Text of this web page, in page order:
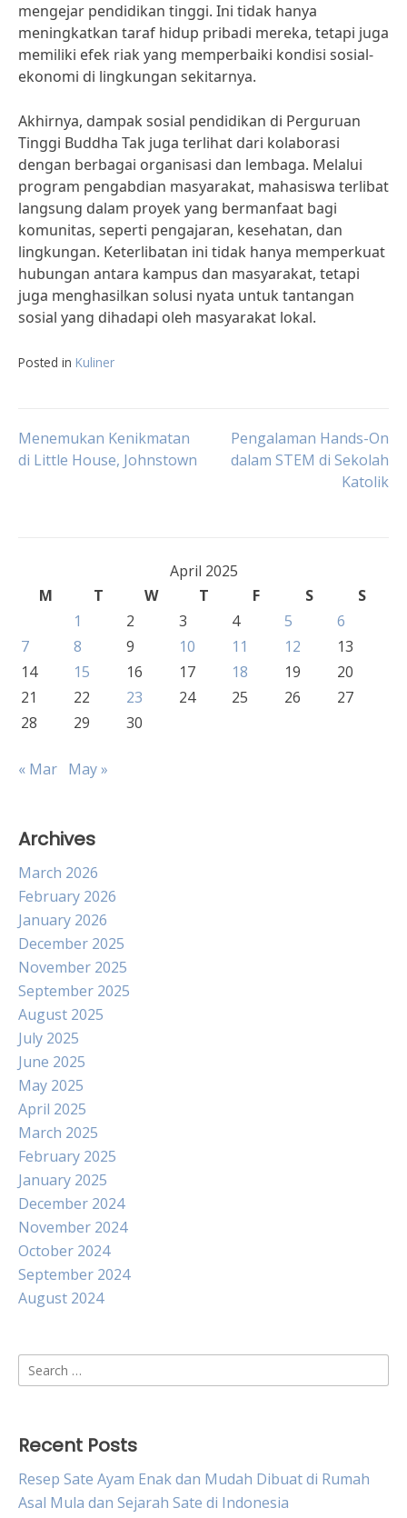
mengejar pendidikan tinggi. Ini tidak hanya
meningkatkan taraf hidup pribadi mereka, tetapi juga
memiliki efek riak yang memperbaiki kondisi sosial-
ekonomi di lingkungan sekitarnya.
Akhirnya, dampak sosial pendidikan di Perguruan
Tinggi Buddha Tak juga terlihat dari kolaborasi
dengan berbagai organisasi dan lembaga. Melalui
program pengabdian masyarakat, mahasiswa terlibat
langsung dalam proyek yang bermanfaat bagi
komunitas, seperti pengajaran, kesehatan, dan
lingkungan. Keterlibatan ini tidak hanya memperkuat
hubungan antara kampus dan masyarakat, tetapi
juga menghasilkan solusi nyata untuk tantangan
sosial yang dihadapi oleh masyarakat lokal.
Posted in Kuliner
Post
Menemukan Kenikmatan
di Little House, Johnstown
Pengalaman Hands-On
dalam STEM di Sekolah
Katolik
April 2025
M
T W T F S
S
1
2 3 4 5
6
7
8 9 10 11 12
13
14
15 16 17 18 19
20
21
22 23 24 25 26
27
28
29 30
« Mar May »
Archives
March 2026
February 2026
January 2026
December 2025
November 2025
September 2025
August 2025
July 2025
June 2025
May 2025
April 2025
March 2025
February 2025
January 2025
December 2024
November 2024
October 2024
September 2024
August 2024
Search
for:
Recent Posts
Resep Sate Ayam Enak dan Mudah Dibuat di Rumah
Asal Mula dan Sejarah Sate di Indonesia